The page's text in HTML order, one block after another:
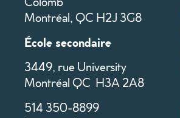
Montréal, QC H2J 3G8
École secondaire
3449, rue University
Montréal QC H3A 2A8
514 350-8899